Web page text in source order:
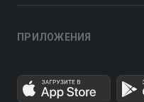
ПРИЛОЖЕНИЯ